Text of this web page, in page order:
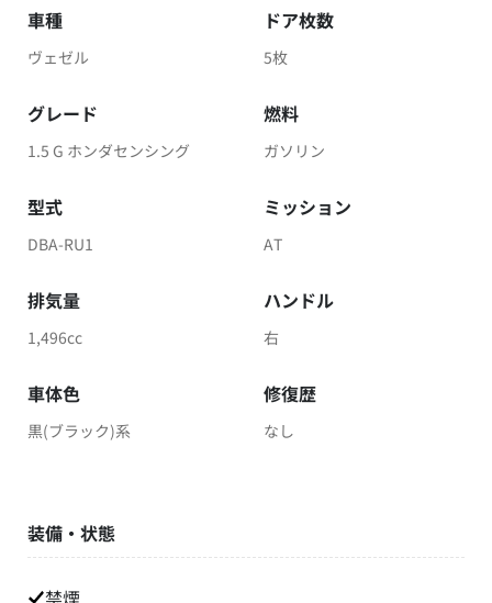
車種
ヴェゼル
ドア枚数
5枚
グレード
1.5 G ホンダセンシング
燃料
ガソリン
型式
DBA-RU1
ミッション
AT
排気量
1,496cc
ハンドル
右
車体色
黒(ブラック)系
修復歴
なし
装備・状態